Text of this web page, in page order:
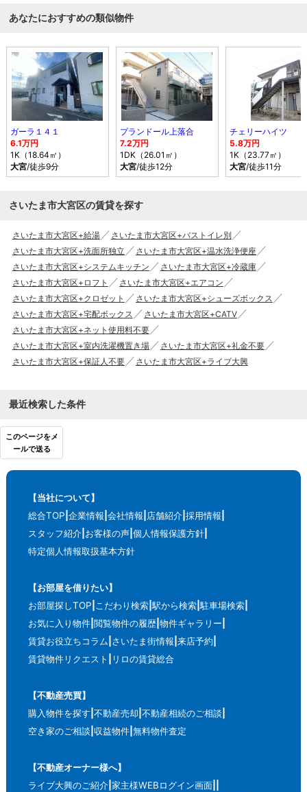
あなたにおすすめの類似物件
ガーラ１４１
6.1万円
1K（18.64㎡）
大宮/徒歩9分
プランドール上落合
7.2万円
1DK（26.01㎡）
大宮/徒歩12分
チェリーハイツ
5.8万円
1K（23.77㎡）
大宮/徒歩11分
さいたま市大宮区の賃貸を探す
さいたま市大宮区+給湯
さいたま市大宮区+バストイレ別
さいたま市大宮区+洗面所独立
さいたま市大宮区+温水洗浄便座
さいたま市大宮区+システムキッチン
さいたま市大宮区+冷蔵庫
さいたま市大宮区+ロフト
さいたま市大宮区+エアコン
さいたま市大宮区+クロゼット
さいたま市大宮区+シューズボックス
さいたま市大宮区+宅配ボックス
さいたま市大宮区+CATV
さいたま市大宮区+ネット使用料不要
さいたま市大宮区+室内洗濯機置き場
さいたま市大宮区+礼金不要
さいたま市大宮区+保証人不要
さいたま市大宮区+ライブ大興
最近検索した条件
このページをメ
ールで送る
【当社について】
総合TOP 企業情報 会社情報 店舗紹介 採用情報
スタッフ紹介 お客様の声 個人情報保護方針
特定個人情報取扱基本方針
【お部屋を借りたい】
お部屋探しTOP こだわり検索 駅から検索 駐車場検索
お気に入り物件 閲覧物件の履歴 物件ギャラリー
賃貸お役立ちコラム さいたま街情報 来店予約
賃貸物件リクエスト
リロの賃貸総合
【不動産売買】
購入物件を探す 不動産売却 不動産相続のご相談
空き家のご相談 収益物件 無料物件査定
【不動産オーナー様へ】
ライブ大興のご紹介 家主様WEBログイン画面